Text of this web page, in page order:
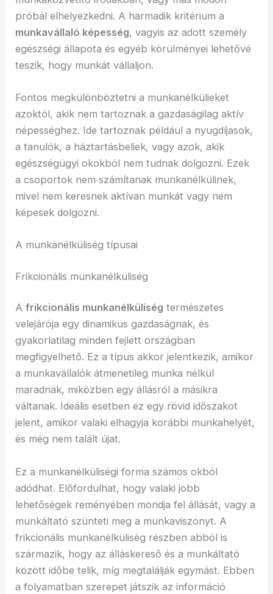
próbál elhelyezkedni. A harmadik kritérium a
munkavállaló képesség, vagyis az adott személy
egészségi állapota és egyéb körülményei lehetővé
teszik, hogy munkát vállaljon.
Fontos megkülönböztetni a munkanélkülieket
azoktól, akik nem tartoznak a gazdaságilag aktív
népességhez. Ide tartoznak például a nyugdíjasok,
a tanulók, a háztartásbeliek, vagy azok, akik
egészségügyi okokból nem tudnak dolgozni. Ezek
a csoportok nem számítanak munkanélkülinek,
mivel nem keresnek aktívan munkát vagy nem
képesek dolgozni.
A munkanélküliség típusai
Frikcionális munkanélküliség
Afrikcionális munkanélküliség természetes
velejárója egy dinamikus gazdaságnak, és
gyakorlatilag minden fejlett országban
megfigyelhető. Ez a típus akkor jelentkezik, amikor
a munkavállalók átmenetileg munka nélkül
maradnak, miközben egy állásról a másikra
váltanak. Ideális esetben ez egy rövid időszakot
jelent, amikor valaki elhagyja korábbi munkahelyét,
és még nem talált újat.
Ez a munkanélküliségi forma számos okból
adódhat. Előfordulhat, hogy valaki jobb
lehetőségek reményében mondja fel állását, vagy a
munkáltató szünteti meg a munkaviszonyt. A
frikcionális munkanélküliség részben abból is
származik, hogy az álláskereső és a munkáltató
között időbe telik, míg megtalálják egymást. Ebben
a folyamatban szerepet játszik az információ